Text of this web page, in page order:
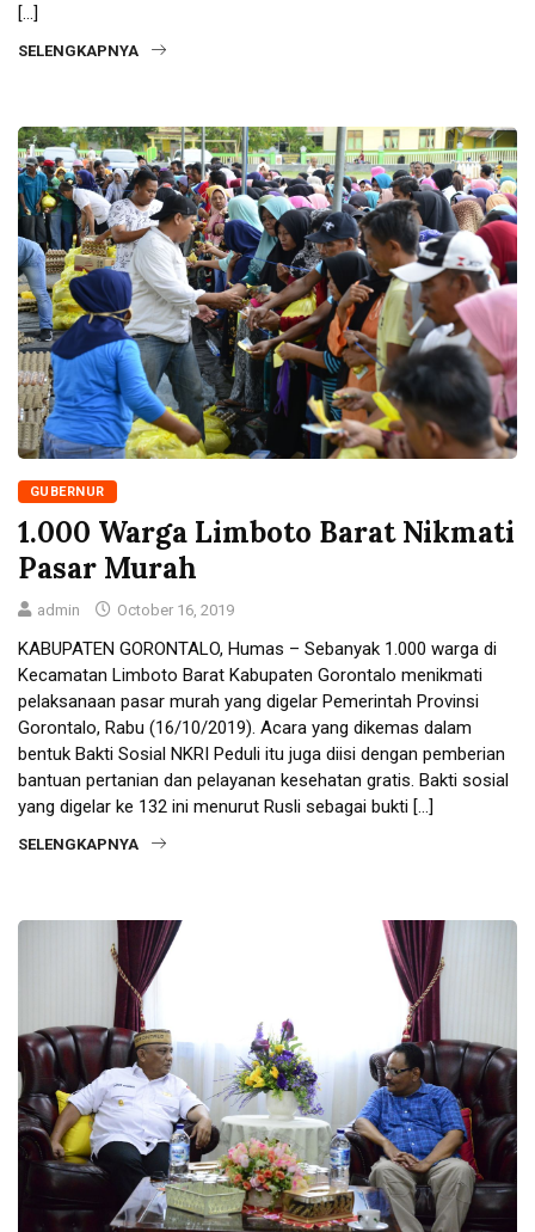
[…]
SELENGKAPNYA
GUBERNUR
1.000 Warga Limboto Barat Nikmati
Pasar Murah
admin October 16, 2019
KABUPATEN GORONTALO, Humas – Sebanyak 1.000 warga di
Kecamatan Limboto Barat Kabupaten Gorontalo menikmati
pelaksanaan pasar murah yang digelar Pemerintah Provinsi
Gorontalo, Rabu (16/10/2019). Acara yang dikemas dalam
bentuk Bakti Sosial NKRI Peduli itu juga diisi dengan pemberian
bantuan pertanian dan pelayanan kesehatan gratis. Bakti sosial
yang digelar ke 132 ini menurut Rusli sebagai bukti […]
SELENGKAPNYA